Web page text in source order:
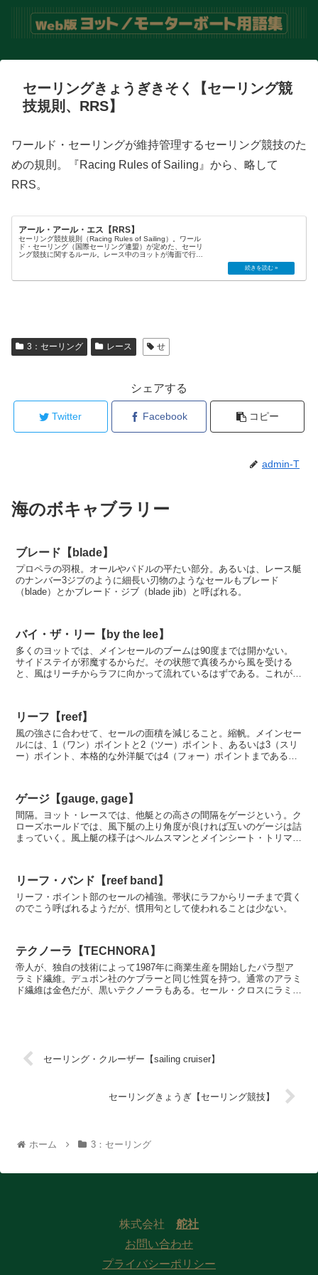
セーリングきょうぎきそく【セーリング競
技規則、RRS】
ワールド・セーリングが維持管理するセーリング競技のた
めの規則。『Racing Rules of Sailing』から、略して
RRS。
アール・アール・エス【RRS】
セーリング競技規則（Racing Rules of Sailing）。ワール
ド・セーリング（国際セーリング連盟）が定めた、セーリ
ング競技に関するルール。レース中のヨットが海面で行き
3：セーリング レース せ
シェアする
Twitter Facebook コピー
admin-T
海のボキャブラリー
ブレード【blade】
プロペラの羽根。オールやパドルの平たい部分。あるいは、レース艇
のナンバー3ジブのように細長い刃物のようなセールもブレード
（blade）とかブレード・ジブ（blade jib）と呼ばれる。
バイ・ザ・リー【by the lee】
多くのヨットでは、メインセールのブームは90度までは開かない。
サイドステイが邪魔するからだ。その状態で真後ろから風を受ける
と、風はリーチからラフに向かって流れているはずである。これがバ
リーフ【reef】
風の強さに合わせて、セールの面積を減じること。縮帆。メインセー
ルには、1（ワン）ポイントと2（ツー）ポイント、あるいは3（スリ
ー）ポイント、本格的な外洋艇では4（フォー）ポイントまであるこ
ゲージ【gauge, gage】
間隔。ヨット・レースでは、他艇との高さの間隔をゲージという。ク
ローズホールドでは、風下艇の上り角度が良ければ互いのゲージは詰
まっていく。風上艇の様子はヘルムスマンとメインシート・トリマー
リーフ・バンド【reef band】
リーフ・ポイント部のセールの補強。帯状にラフからリーチまで貫く
のでこう呼ばれるようだが、慣用句として使われることは少ない。
テクノーラ【TECHNORA】
帝人が、独自の技術によって1987年に商業生産を開始したパラ型ア
ラミド繊維。デュポン社のケブラーと同じ性質を持つ。通常のアラミ
ド繊維は金色だが、黒いテクノーラもある。セール・クロスにラミネ
セーリング・クルーザー【sailing cruiser】
セーリングきょうぎ【セーリング競技】
ホーム 3：セーリング
株式会社 舵社
お問い合わせ
プライバシーポリシー